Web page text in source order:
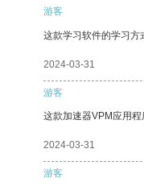
游客
这款学习软件的学习方
2024-03-31
游客
这款加速器VPM应用程
2024-03-31
游客